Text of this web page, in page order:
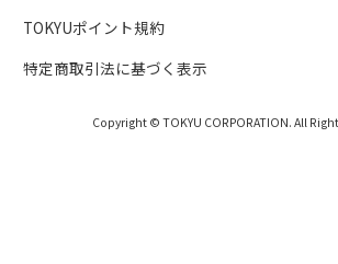
TOKYUポイント規約
特定商取引法に基づく表示
Copyright © TOKYU CORPORATION. All